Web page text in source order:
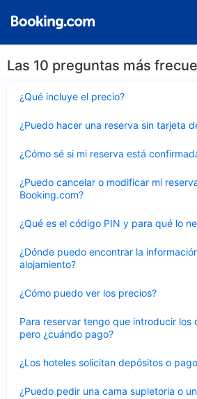
Las 10 preguntas más
¿Qué incluye el precio?
cerrado
¿Puedo hacer una reserva sin tarjeta
cerrado
¿Cómo sé si mi reserva está
cerrado
¿Puedo cancelar o modificar mi
Booking.com?
cerrado
¿Qué es el código PIN y para qué lo
cerrado
¿Dónde puedo encontrar la
alojamiento?
cerrado
¿Cómo puedo ver los precios?
cerrado
Para reservar tengo que introducir los
pero ¿cuándo pago?
cerrado
¿Los hoteles solicitan depósitos o
cerrado
¿Puedo pedir una cama supletoria o
cerrado